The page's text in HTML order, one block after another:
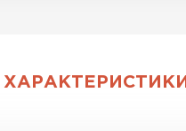
ХАРАКТЕРИСТИКИ